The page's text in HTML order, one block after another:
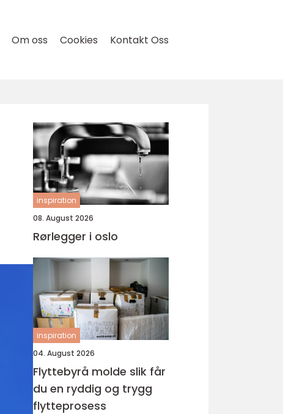
Om oss Cookies Kontakt Oss
inspiration
08. August 2026
Rørlegger i oslo
inspiration
04. August 2026
Flyttebyrå molde slik får
du en ryddig og trygg
flytteprosess